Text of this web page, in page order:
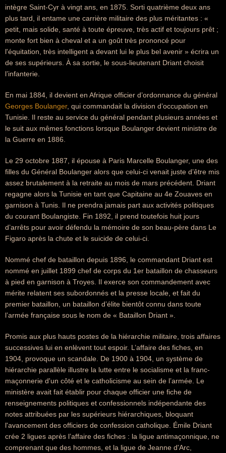
intègre Saint-Cyr à vingt ans, en 1875. Sorti quatrième deux ans
plus tard, il entame une carrière militaire des plus méritantes : «
petit, mais solide, santé à toute épreuve, très actif et toujours prêt ;
monte fort bien à cheval et a un goût très prononcé pour
l'équitation, très intelligent a devant lui le plus bel avenir » écrira un
de ses supérieurs. À sa sortie, le sous-lieutenant Driant choisit
l’infanterie.
En mai 1884, il devient en Afrique officier d’ordonnance du général
Georges Boulanger, qui commandait la division d’occupation en
Tunisie. Il reste au service du général pendant plusieurs années et
le suit aux mêmes fonctions lorsque Boulanger devient ministre de
la Guerre en 1886.
Le 29 octobre 1887, il épouse à Paris Marcelle Boulanger, une des
filles du Général Boulanger alors que celui-ci venait juste d’être mis
assez brutalement à la retraite au mois de mars précédent. Driant
regagne alors la Tunisie en tant que Capitaine au 4e Zouaves en
garnison à Tunis. Il ne prendra jamais part aux activités politiques
du courant Boulangiste. Fin 1892, il prend toutefois huit jours
d’arrêts pour avoir défendu la mémoire de son beau-père dans Le
Figaro après la chute et le suicide de celui-ci.
Nommé chef de bataillon depuis 1896, le commandant Driant est
nommé en juillet 1899 chef de corps du 1er bataillon de chasseurs
à pied en garnison à Troyes. Il exerce son commandement avec
mérite relatent ses subordonnés et la presse locale, et fait du
premier bataillon, un bataillon d’élite bientôt connu dans toute
l’armée française sous le nom de « Bataillon Driant ».
Promis aux plus hauts postes de la hiérarchie militaire, trois affaires
successives lui en enlèvent tout espoir. L’affaire des fiches, en
1904, provoque un scandale. De 1900 à 1904, un système de
hiérarchie parallèle illustre la lutte entre le socialisme et la franc-
maçonnerie d'un côté et le catholicisme au sein de l’armée. Le
ministère avait fait établir pour chaque officier une fiche de
renseignements politiques et confessionnels indépendante des
notes attribuées par les supérieurs hiérarchiques, bloquant
l'avancement des officiers de confession catholique. Émile Driant
crée 2 ligues après l’affaire des fiches : la ligue antimaçonnique, ne
comprenant que des hommes, et la ligue de Jeanne d'Arc,